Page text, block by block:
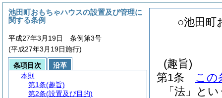
○池田町
(趣旨)
第1条
この
「法」と
池田町おもちゃハウスの設置及び管理に
関する条例
平成27年3月19日 条例第3号
(平成27年3月19日施行)
条項目次
沿革
本則
第1条(趣旨)
第2条(設置及び目的)